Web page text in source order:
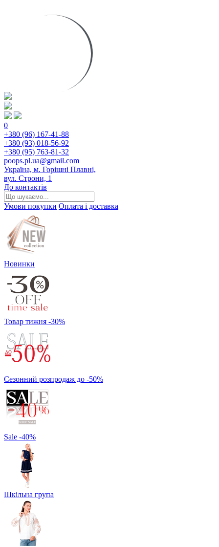
0
+380 (96) 167-41-88
+380 (93) 018-56-92
+380 (95) 763-81-32
poops.pl.ua@gmail.com
Україна, м. Горішні Плавні,
вул. Строни, 1
До контактів
Умови покупки Оплата і доставка
Новинки
Товар тижня -30%
Сезонний розпродаж до -50%
Sale -40%
Шкільна група